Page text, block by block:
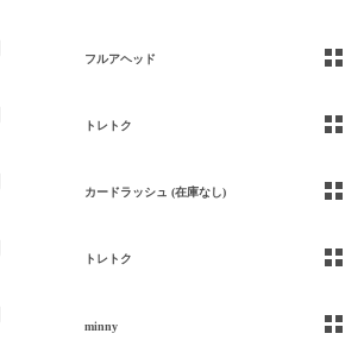
フルアヘッド
トレトク
カードラッシュ (在庫なし)
トレトク
minny